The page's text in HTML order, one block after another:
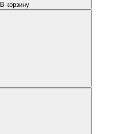
В корзину